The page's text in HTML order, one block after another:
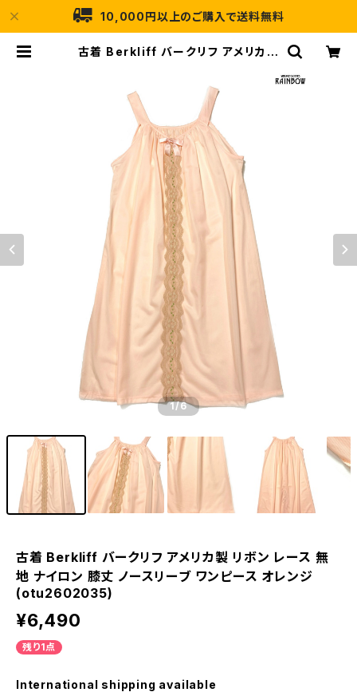
10,000円以上のご購入で送料無料
古着 Berkliff バークリフ アメリカ製
ースリーブ ワンピース オレンジ (otu
2602035) | 古着屋RAINBOW
1/6
古着 Berkliff バークリフ アメリカ製 リボン レース 無
地 ナイロン 膝丈 ノースリーブ ワンピース オレンジ
(otu2602035)
¥6,490
残り1点
International shipping available